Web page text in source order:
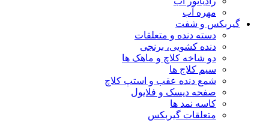
مهره آب
گیربکس و شفت
دسته دنده و متعلقات
دنده کشویی، برنجی
دو شاخه کلاچ و ماهک ها
سیم کلاج ها
شمع دنده عقب و استپ کلاچ
صفحه دیسک و فلایول
کاسه نمد ها
متعلقات گیربکس